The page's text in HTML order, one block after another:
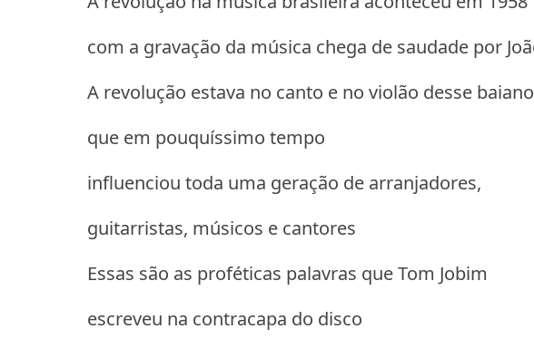
com a gravação da música chega de saudade por
A revolução estava no canto e no violão desse
que em pouquíssimo tempo
influenciou toda uma geração de arranjadores,
guitarristas, músicos e cantores
Essas são as proféticas palavras que Tom Jobim
escreveu na contracapa do disco